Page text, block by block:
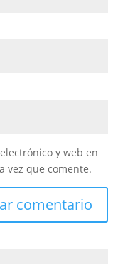
y web en
vez que comente.